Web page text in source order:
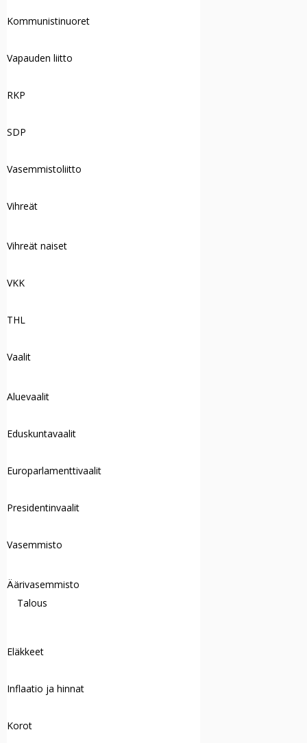
Kommunistinuoret
Vapauden liitto
RKP
SDP
Vasemmistoliitto
Vihreät
Vihreät naiset
VKK
THL
Vaalit
Aluevaalit
Eduskuntavaalit
Europarlamenttivaalit
Presidentinvaalit
Vasemmisto
Äärivasemmisto
Talous
Eläkkeet
Inflaatio ja hinnat
Korot